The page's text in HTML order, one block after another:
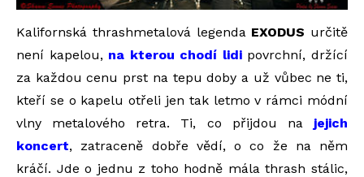
Kalifornská thrashmetalová legenda EXODUS určitě
není kapelou, na kterou chodí lidipovrchní, držící
za každou cenu prst na tepu doby a už vůbec ne ti,
kteří se o kapelu otřeli jen tak letmo v rámci módní
vlny metalového retra. Ti, co přijdou na jejich
koncert, zatraceně dobře vědí, o co že na něm
kráčí. Jde o jednu z toho hodně mála thrash stálic,